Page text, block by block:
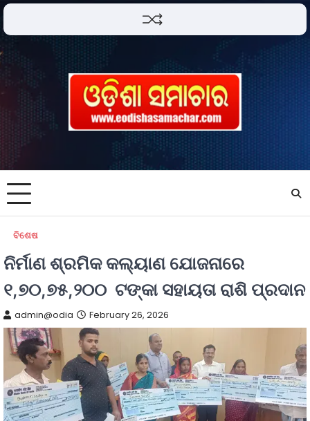
ବିଶେଷ
ନିର୍ମାଣ ଶ୍ରମିକ କଲ୍ୟାଣ ଯୋଜନାରେ
୧,୭୦,୭୫,୨୦୦ ଟଙ୍କା ସହାୟତା ରାଶି ପ୍ରଦାନ
admin@odia February 26, 2026